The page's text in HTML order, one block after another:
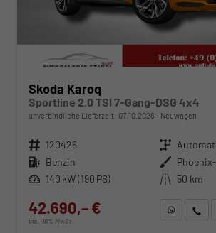
Skoda Karoq
Sportline 2.0 TSI 7-Gang-DSG 4x4
unverbindliche Lieferzeit: 07.10.2026 Neuwagen
Fahrzeugnr. 120426 Getriebe
Kraftstoff Benzin Außenfarbe
Leistung 140 kW (190 PS) Kilometerstand 50 km
42.690,– €
incl. 19% MwSt.